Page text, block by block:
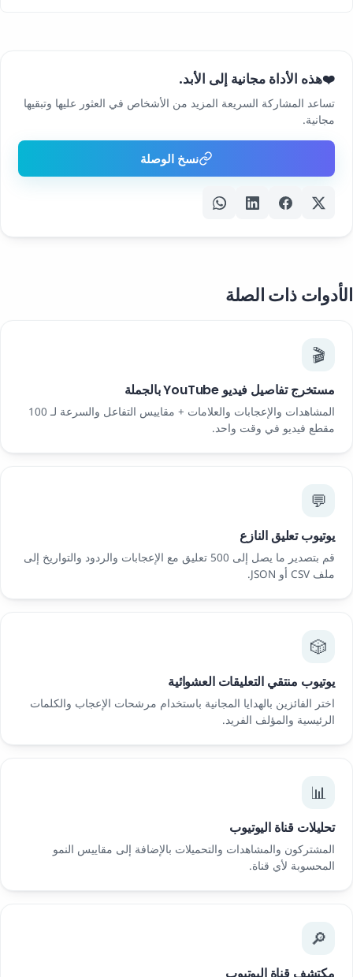
❤️هذه الأداة مجانية إلى الأبد.
تساعد المشاركة السريعة المزيد من الأشخاص في العثور عليها وتبقيها
مجانية.
نسخ الوصلة
الأدوات ذات الصلة
🎬
مستخرج تفاصيل فيديو YouTube بالجملة
المشاهدات والإعجابات والعلامات + مقاييس التفاعل والسرعة لـ 100
مقطع فيديو في وقت واحد.
💬
يوتيوب تعليق النازع
قم بتصدير ما يصل إلى 500 تعليق مع الإعجابات والردود والتواريخ إلى
ملف CSV أو JSON.
🎲
يوتيوب منتقي التعليقات العشوائية
اختر الفائزين بالهدايا المجانية باستخدام مرشحات الإعجاب والكلمات
الرئيسية والمؤلف الفريد.
📊
تحليلات قناة اليوتيوب
المشتركون والمشاهدات والتحميلات بالإضافة إلى مقاييس النمو
المحسوبة لأي قناة.
🔎